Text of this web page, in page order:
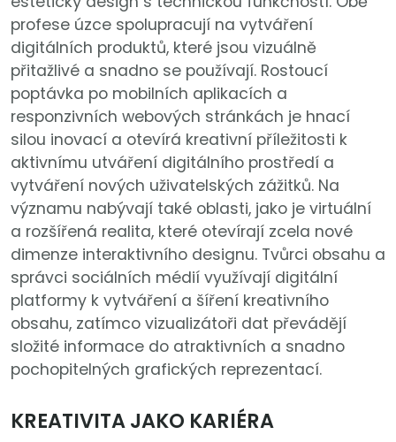
profese úzce spolupracují na vytváření
digitálních produktů, které jsou vizuálně
přitažlivé a snadno se používají. Rostoucí
poptávka po mobilních aplikacích a
responzivních webových stránkách je hnací
silou inovací a otevírá kreativní příležitosti k
aktivnímu utváření digitálního prostředí a
vytváření nových uživatelských zážitků. Na
významu nabývají také oblasti, jako je virtuální
a rozšířená realita, které otevírají zcela nové
dimenze interaktivního designu. Tvůrci obsahu a
správci sociálních médií využívají digitální
platformy k vytváření a šíření kreativního
obsahu, zatímco vizualizátoři dat převádějí
složité informace do atraktivních a snadno
pochopitelných grafických reprezentací.
KREATIVITA JAKO KARIÉRA